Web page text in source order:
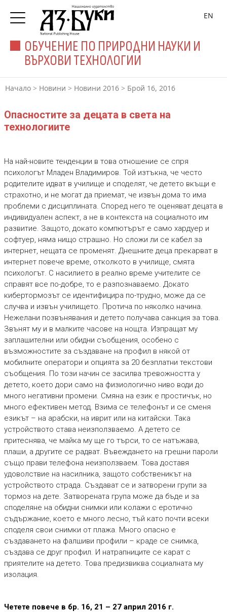
ОБУЧЕНИЕ ПО ПРИРОДНИ НАУКИ И
ВЪРХОВИ ТЕХНОЛОГИИ
EN
Начало > Новини > Новини 2016 > Брой 16, 2016
Опасностите за децата в света на
технологиите
На най-новите тенденции в това отношение се спря
психологът Младен Владимиров. Той изтъкна, че често
родителите идват в училище и споделят, че детето вкъщи е
страхотно, и не могат да приемат, че извън дома то има
проблеми с дисциплината. Според него те оценяват децата в
индивидуален аспект, а не в контекста на социалното им
развитие. Защото, докато компютърът е само хардуер и
софтуер, няма нищо страшно. Но сложи ли се кабел за
интернет, нещата се променят. Днешните деца прекарват в
интернет повече време, отколкото в училище, смята
психологът. С насилието в реално време учителите се
справят все по-добре, то е разпознаваемо. Докато
кибертормозът се идентифицира по-трудно, може да се
случва и извън училището. Протича по няколко начина.
Нежелани позвънявания и детето получава санкция за това.
Звънят му и в малките часове на нощта. Изпращат му
заплашителни или обидни съобщения, особено с
възможностите за създаване на профил в някой от
мобилните оператори и опцията за 20 безплатни текстови
съобщения. По този начин се засилва тревожността у
детето, което дори само на физиологично ниво води до
много негативни промени. Смяна на език е простичък, но
много ефективен метод. Взима се телефонът и се сменя
езикът – на арабски, на иврит или на китайски. Така
устройството става неизползваемо. А детето се
притеснява, че майка му ще го търси, то се натъжава,
плаши, а другите се радват. Въвеждането на грешни пароли
също прави телефона неизползваем. Това доставя
удоволствие на насилника, защото собственикът на
устройството страда. Създават се и затворени групи за
тормоз на дете. Затворената група може да бъде и за
споделяне на обидни снимки или колажи с еротично
съдържание, което е много лесно, тъй като почти всеки
споделя свои снимки от плажа. Много опасно е
създаването на фалшиви профили – краде се снимка,
създава се друг профил. И натрапниците се карат с
приятелите на детето. Това предизвиква социалната му
изолация.
Четете повече в бр. 16, 21 – 27 април 2016 г.